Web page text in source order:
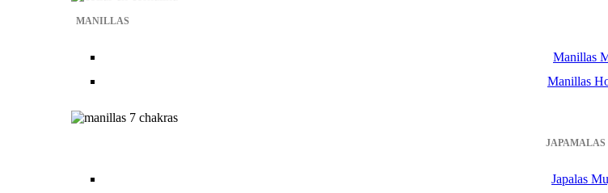
MANILLAS
Manillas
Manillas
JAPAMALAS
Japalas